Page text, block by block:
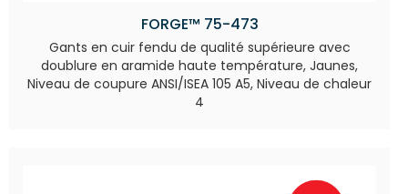
FORGE™ 75-473
Gants en cuir fendu de qualité supérieure avec
doublure en aramide haute température, Jaunes,
Niveau de coupure ANSI/ISEA 105 A5, Niveau de chaleur
4